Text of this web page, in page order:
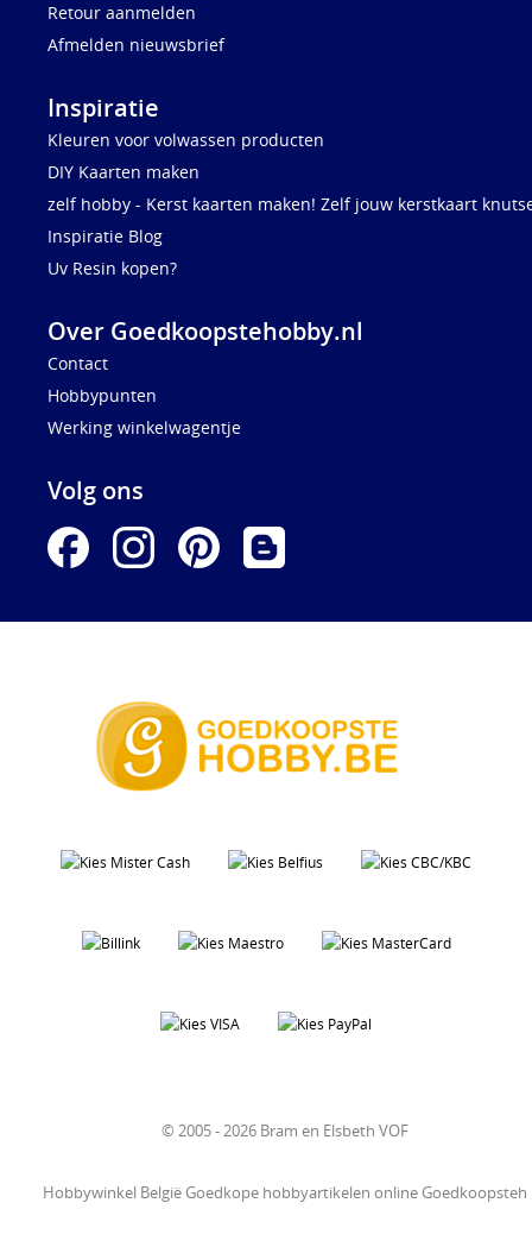
Retour aanmelden
Afmelden nieuwsbrief
Inspiratie
Kleuren voor volwassen producten
DIY Kaarten maken
zelf hobby - Kerst kaarten maken! Zelf jouw kerstkaart
Inspiratie Blog
Uv Resin kopen?
Over Goedkoopstehobby.nl
Contact
Hobbypunten
Werking winkelwagentje
Volg ons
© 2005 - 2026 Bram en Elsbeth VOF
Hobbywinkel België Goedkope hobbyartikelen online Goedkoopsteh